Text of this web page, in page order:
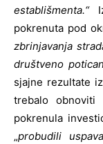
establišmenta.“
pokrenuta pod
zbrinjavanja
društveno
sjajne rezultate
trebalo
pokrenula
„probudili